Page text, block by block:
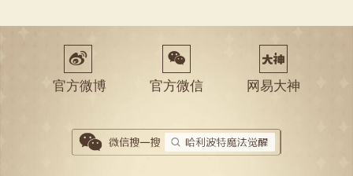
򠀃
官方微博
򠀅
官方微信 网易大神